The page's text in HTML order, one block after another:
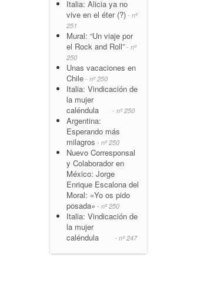
Italia: Alicia ya no
vive en el éter (?) - nº
251
Mural: “Un viaje por
el Rock and Roll” - nº
250
Unas vacaciones en
Chile - nº 250
Italia: Vindicación de
la mujer
caléndula
- nº 250
Argentina:
Esperando más
milagros - nº 250
Nuevo Corresponsal
y Colaborador en
México: Jorge
Enrique Escalona del
Moral: «Yo os pido
posada» - nº 250
Italia: Vindicación de
la mujer
caléndula
- nº 247